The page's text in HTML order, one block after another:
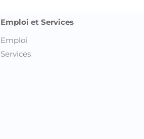
Emploi et Services
Emploi
Services